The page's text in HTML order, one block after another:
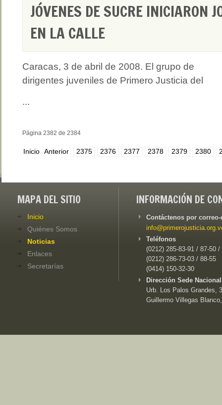
JÓVENES DE SUCRE INICIARON
EN LA CALLE
Caracas, 3 de abril de 2008. El grupo de
dirigentes juveniles de Primero Justicia del
...
Página 2382 de 2384
Inicio Anterior 2375 2376 2377 2378 2379 2380
MAPA DEL SITIO
Inicio
Quiénes Somos
Noticias
Enlaces
Secretarías
INFORMACIÓN DE
Contáctenos por
Teléfonos
(0212) 285-83-91 / 87-50 /
(0212) 286-73-03 / 88-55
(0414) 150-32-30
Dirección Sede
Urb. Los Palos Grandes,
Guillermo Villegas